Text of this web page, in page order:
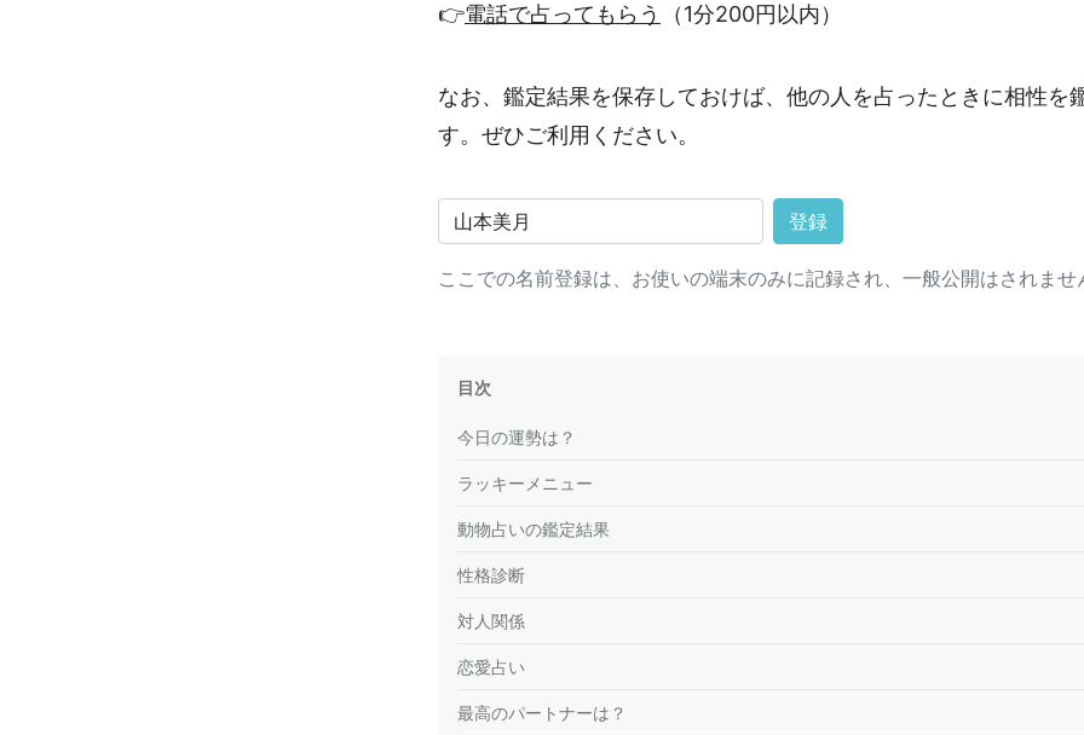
👉電話で占ってもらう （1分200円以内）
なお、鑑定結果を保存しておけば、他の人を占ったときに相性を
す。ぜひご利用ください。
登録
ここでの名前登録は、お使いの端末のみに記録され、一般公開はされませ
目次
今日の運勢は？
ラッキーメニュー
動物占いの鑑定結果
性格診断
対人関係
恋愛占い
最高のパートナーは？